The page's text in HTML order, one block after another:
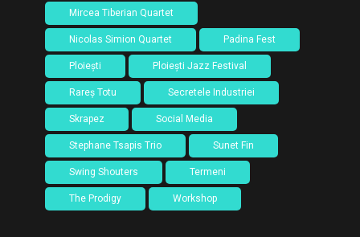
Mircea Tiberian Quartet
Nicolas Simion Quartet Padina Fest
Ploiești Ploiești Jazz Festival
Rareș Totu Secretele Industriei
Skrapez Social Media
Stephane Tsapis Trio Sunet Fin
Swing Shouters Termeni
The Prodigy Workshop